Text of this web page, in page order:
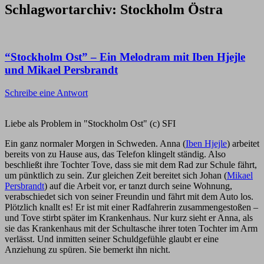
Schlagwortarchiv: Stockholm Östra
“Stockholm Ost” – Ein Melodram mit Iben Hjejle
und Mikael Persbrandt
Schreibe eine Antwort
Liebe als Problem in "Stockholm Ost" (c) SFI
Ein ganz normaler Morgen in Schweden. Anna (Iben Hjejle) arbeitet
bereits von zu Hause aus, das Telefon klingelt ständig. Also
beschließt ihre Tochter Tove, dass sie mit dem Rad zur Schule fährt,
um pünktlich zu sein. Zur gleichen Zeit bereitet sich Johan (Mikael
Persbrandt) auf die Arbeit vor, er tanzt durch seine Wohnung,
verabschiedet sich von seiner Freundin und fährt mit dem Auto los.
Plötzlich knallt es! Er ist mit einer Radfahrerin zusammengestoßen –
und Tove stirbt später im Krankenhaus. Nur kurz sieht er Anna, als
sie das Krankenhaus mit der Schultasche ihrer toten Tochter im Arm
verlässt. Und inmitten seiner Schuldgefühle glaubt er eine
Anziehung zu spüren. Sie bemerkt ihn nicht.